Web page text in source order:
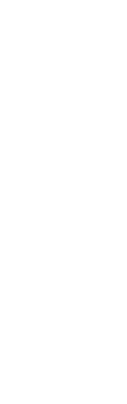
メディア取
北海道最強
北海道最